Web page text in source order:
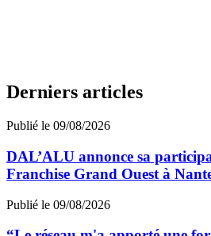
Derniers articles
Publié le 09/08/2026
DAL’ALU annonce sa
Franchise Grand Ouest à
Publié le 09/08/2026